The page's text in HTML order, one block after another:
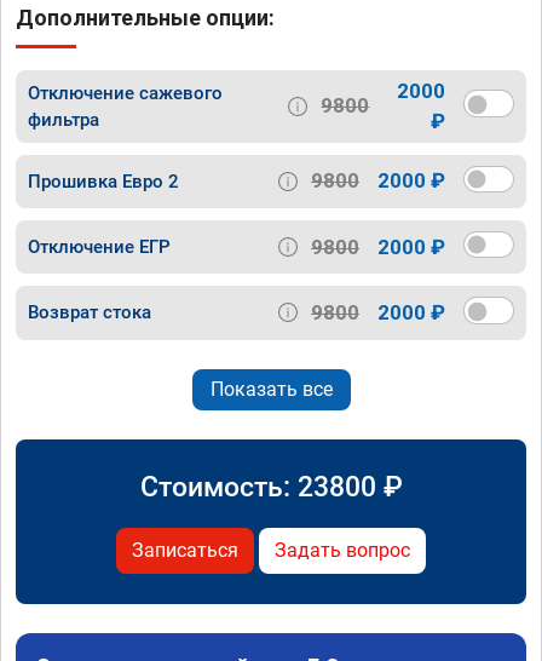
Дополнительные опции:
Отключение сажевого
фильтра
9800
2000
₽
Прошивка Евро 2 9800 2000 ₽
Отключение ЕГР 9800 2000 ₽
Возврат стока 9800 2000 ₽
Показать все
Стоимость: 23800 ₽
Записаться Задать вопрос